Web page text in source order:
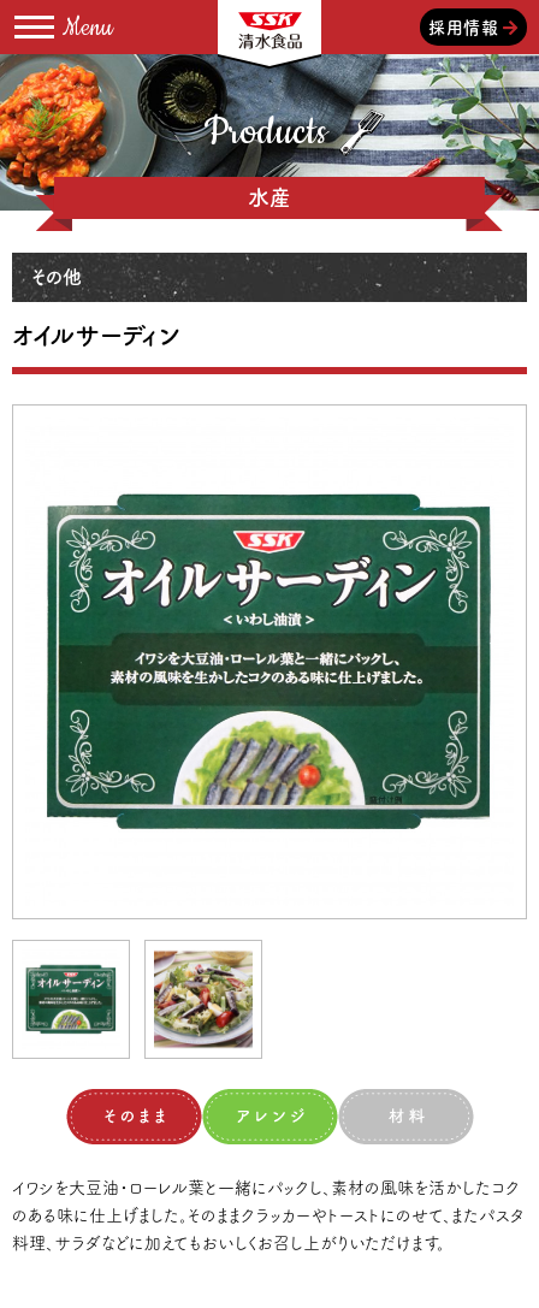
採用情報
Products
水産
その他
オイルサーディン
イワシを大豆油・ローレル葉と一緒にパックし、素材の風味を活かしたコク
のある味に仕上げました。そのままクラッカーやトーストにのせて、またパスタ
料理、サラダなどに加えてもおいしくお召し上がりいただけます。